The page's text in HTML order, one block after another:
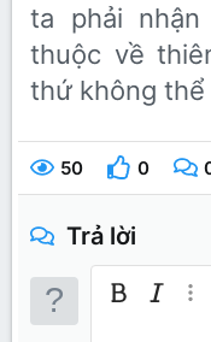
ta phải
thuộc về
thứ không thể
50 0
Trả lời
Bold In